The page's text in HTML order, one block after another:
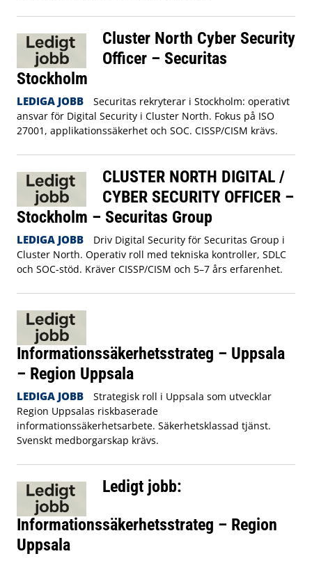
Cluster North Cyber Security
Officer – Securitas
Stockholm
LEDIGA JOBB
Securitas rekryterar i Stockholm: operativt
ansvar för Digital Security i Cluster North. Fokus på ISO
27001, applikationssäkerhet och SOC. CISSP/CISM krävs.
CLUSTER NORTH DIGITAL /
CYBER SECURITY OFFICER –
Stockholm – Securitas Group
LEDIGA JOBB
Driv Digital Security för Securitas Group i
Cluster North. Operativ roll med tekniska kontroller, SDLC
och SOC-stöd. Kräver CISSP/CISM och 5–7 års erfarenhet.
Informationssäkerhetsstrateg – Uppsala
– Region Uppsala
LEDIGA JOBB
Strategisk roll i Uppsala som utvecklar
Region Uppsalas riskbaserade
informationssäkerhetsarbete. Säkerhetsklassad tjänst.
Svenskt medborgarskap krävs.
Ledigt jobb:
Informationssäkerhetsstrateg – Region
Uppsala